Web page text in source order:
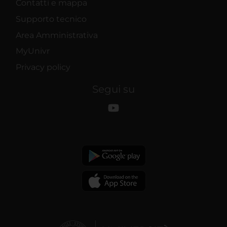
Contatti e mappa
Supporto tecnico
Area Amministrativa
MyUnivr
Privacy policy
Segui su